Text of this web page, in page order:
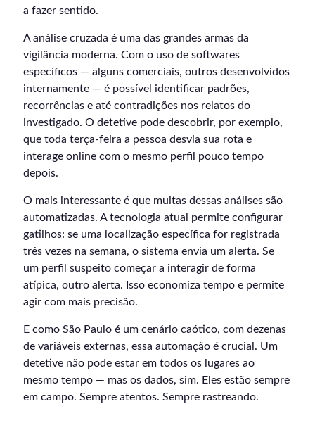
a fazer sentido.
A análise cruzada é uma das grandes armas da
vigilância moderna. Com o uso de softwares
específicos — alguns comerciais, outros desenvolvidos
internamente — é possível identificar padrões,
recorrências e até contradições nos relatos do
investigado. O detetive pode descobrir, por exemplo,
que toda terça-feira a pessoa desvia sua rota e
interage online com o mesmo perfil pouco tempo
depois.
O mais interessante é que muitas dessas análises são
automatizadas. A tecnologia atual permite configurar
gatilhos: se uma localização específica for registrada
três vezes na semana, o sistema envia um alerta. Se
um perfil suspeito começar a interagir de forma
atípica, outro alerta. Isso economiza tempo e permite
agir com mais precisão.
E como São Paulo é um cenário caótico, com dezenas
de variáveis externas, essa automação é crucial. Um
detetive não pode estar em todos os lugares ao
mesmo tempo — mas os dados, sim. Eles estão sempre
em campo. Sempre atentos. Sempre rastreando.